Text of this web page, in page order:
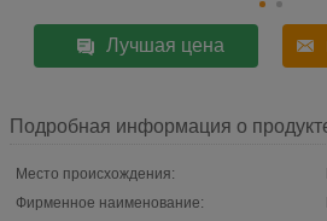
Лучшая цена
Подробная информация о
Место происхождения:
Фирменное наименование: